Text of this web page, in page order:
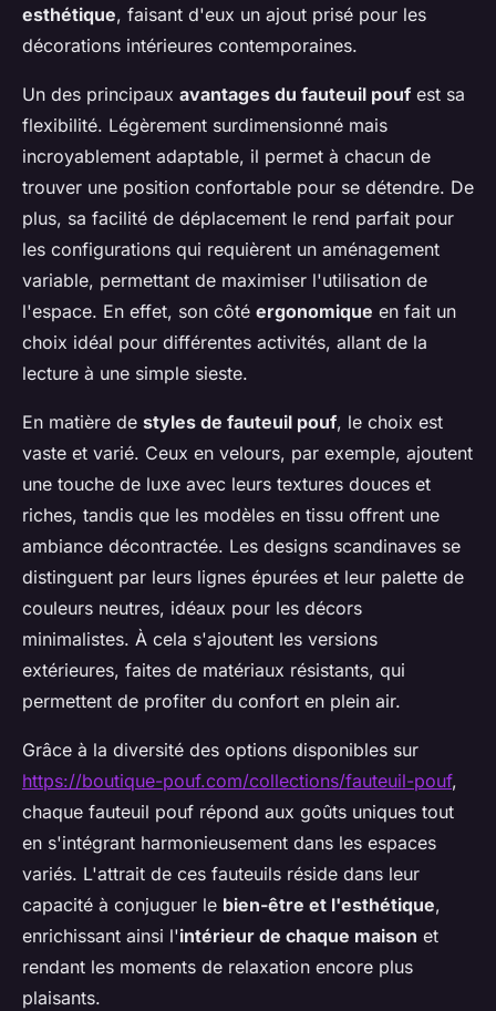
esthétique, faisant d'eux un ajout prisé pour les
décorations intérieures contemporaines.
Un des principaux avantages du fauteuil pouf est sa
flexibilité. Légèrement surdimensionné mais
incroyablement adaptable, il permet à chacun de
trouver une position confortable pour se détendre. De
plus, sa facilité de déplacement le rend parfait pour
les configurations qui requièrent un aménagement
variable, permettant de maximiser l'utilisation de
l'espace. En effet, son côté ergonomique en fait un
choix idéal pour différentes activités, allant de la
lecture à une simple sieste.
En matière de styles de fauteuil pouf, le choix est
vaste et varié. Ceux en velours, par exemple, ajoutent
une touche de luxe avec leurs textures douces et
riches, tandis que les modèles en tissu offrent une
ambiance décontractée. Les designs scandinaves se
distinguent par leurs lignes épurées et leur palette de
couleurs neutres, idéaux pour les décors
minimalistes. À cela s'ajoutent les versions
extérieures, faites de matériaux résistants, qui
permettent de profiter du confort en plein air.
Grâce à la diversité des options disponibles sur
https://boutique-pouf.com/collections/fauteuil-pouf,
chaque fauteuil pouf répond aux goûts uniques tout
en s'intégrant harmonieusement dans les espaces
variés. L'attrait de ces fauteuils réside dans leur
capacité à conjuguer le bien-être et l'esthétique,
enrichissant ainsi l'intérieur de chaque maison et
rendant les moments de relaxation encore plus
plaisants.